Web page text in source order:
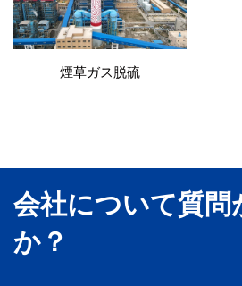
煙草ガス脱硫
会社について質問
か？